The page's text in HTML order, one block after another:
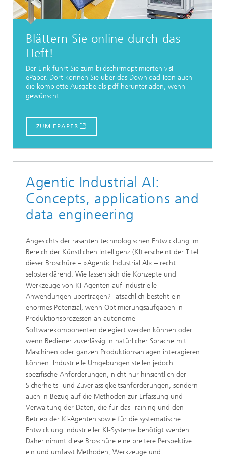
Blättern Sie online durch das
Heft!
Der Link führt Sie zum bildschirmoptimierten visIT-
ePaper. Dort können Sie über das Download-Icon auch
die komplette Ausgabe als pdf herunterladen, wenn
gewünscht.
ZUM EPAPER
Agentic Industrial AI:
Concepts, applications and
data engineering
Angesichts der rasanten technologischen Entwicklung im
Bereich der Künstlichen Intelligenz (KI) erscheint der Titel
dieser Broschüre – »Agentic Industrial AI« – recht
selbsterklärend. Wie lassen sich die Konzepte und
Werkzeuge von KI-Agenten auf industrielle
Anwendungen übertragen? Tatsächlich besteht ein
enormes Potenzial, wenn Optimierungsaufgaben in
Produktionsprozessen an autonome
Softwarekomponenten delegiert werden können oder
wenn Bediener zuverlässig in natürlicher Sprache mit
Maschinen oder ganzen Produktionsanlagen interagieren
können. Industrielle Umgebungen stellen jedoch
spezifische Anforderungen, nicht nur hinsichtlich der
Sicherheits- und Zuverlässigkeitsanforderungen, sondern
auch in Bezug auf die Methoden zur Erfassung und
Verwaltung der Daten, die für das Training und den
Betrieb der KI-Agenten sowie für die systematische
Entwicklung industrieller KI-Systeme benötigt werden.
Daher nimmt diese Broschüre eine breitere Perspektive
ein und umfasst Methoden, Werkzeuge und